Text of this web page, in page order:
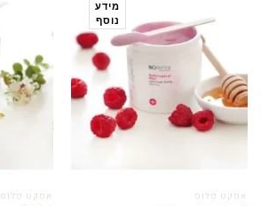
מידע
נוסף
אפקט פלוס אפקט פלוס